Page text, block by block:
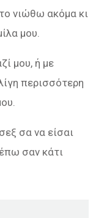
νιώθω ακόμα κι
μου.
μου, ή με
περισσότερη
σα να είσαι
σαν κάτι